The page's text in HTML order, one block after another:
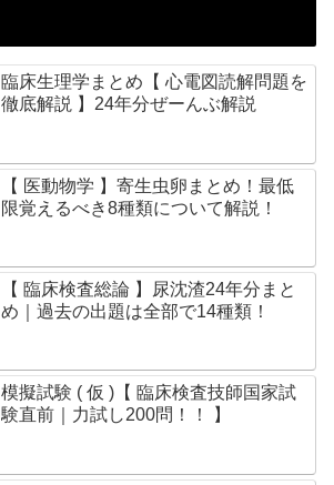
臨床生理学まとめ【 心電図読解問題を
徹底解説 】24年分ぜーんぶ解説
【 医動物学 】寄生虫卵まとめ！最低
限覚えるべき8種類について解説！
【 臨床検査総論 】尿沈渣24年分まと
め｜過去の出題は全部で14種類！
模擬試験 ( 仮 )【 臨床検査技師国家試
験直前｜力試し200問！！ 】